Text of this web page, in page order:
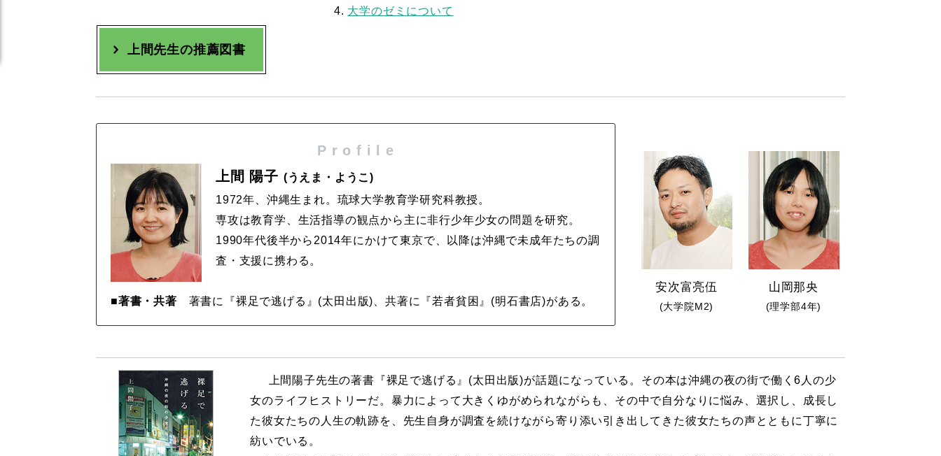
4. 大学のゼミについて
上間先生の推薦図書
P r o f i l e
上間 陽子 (うえま・ようこ)
1972年、沖縄生まれ。琉球大学教育学研究科教授。
専攻は教育学、生活指導の観点から主に非行少年少女の問題を研究。
1990年代後半から2014年にかけて東京で、以降は沖縄で未成年たちの調
査・支援に携わる。
■著書・共著 著書に『裸足で逃げる』(太田出版)、共著に『若者貧困』(明石書店)がある。
安次富亮伍
(大学院M2)
山岡那央
(理学部4年)
上間陽子先生の著書『裸足で逃げる』(太田出版)が話題になっている。その本は沖縄の夜の街で働く6人の少
女のライフヒストリーだ。暴力によって大きくゆがめられながらも、その中で自分なりに悩み、選択し、成長し
た彼女たちの人生の軌跡を、先生自身が調査を続けながら寄り添い引き出してきた彼女たちの声とともに丁寧に
紡いでいる。